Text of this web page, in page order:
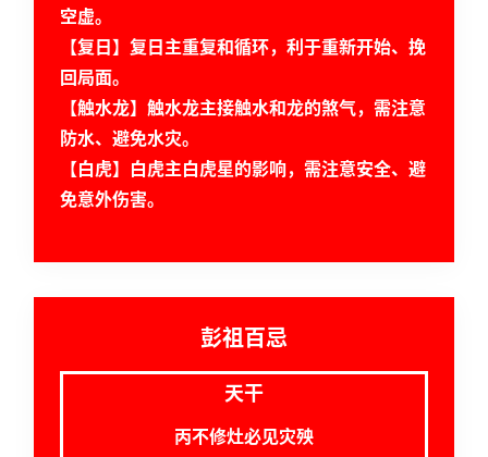
登录 注册
空虚。
【复日】复日主重复和循环，利于重新开始、挽
回局面。
【触水龙】触水龙主接触水和龙的煞气，需注意
防水、避免水灾。
【白虎】白虎主白虎星的影响，需注意安全、避
免意外伤害。
彭祖百忌
天干
丙不修灶必见灾殃